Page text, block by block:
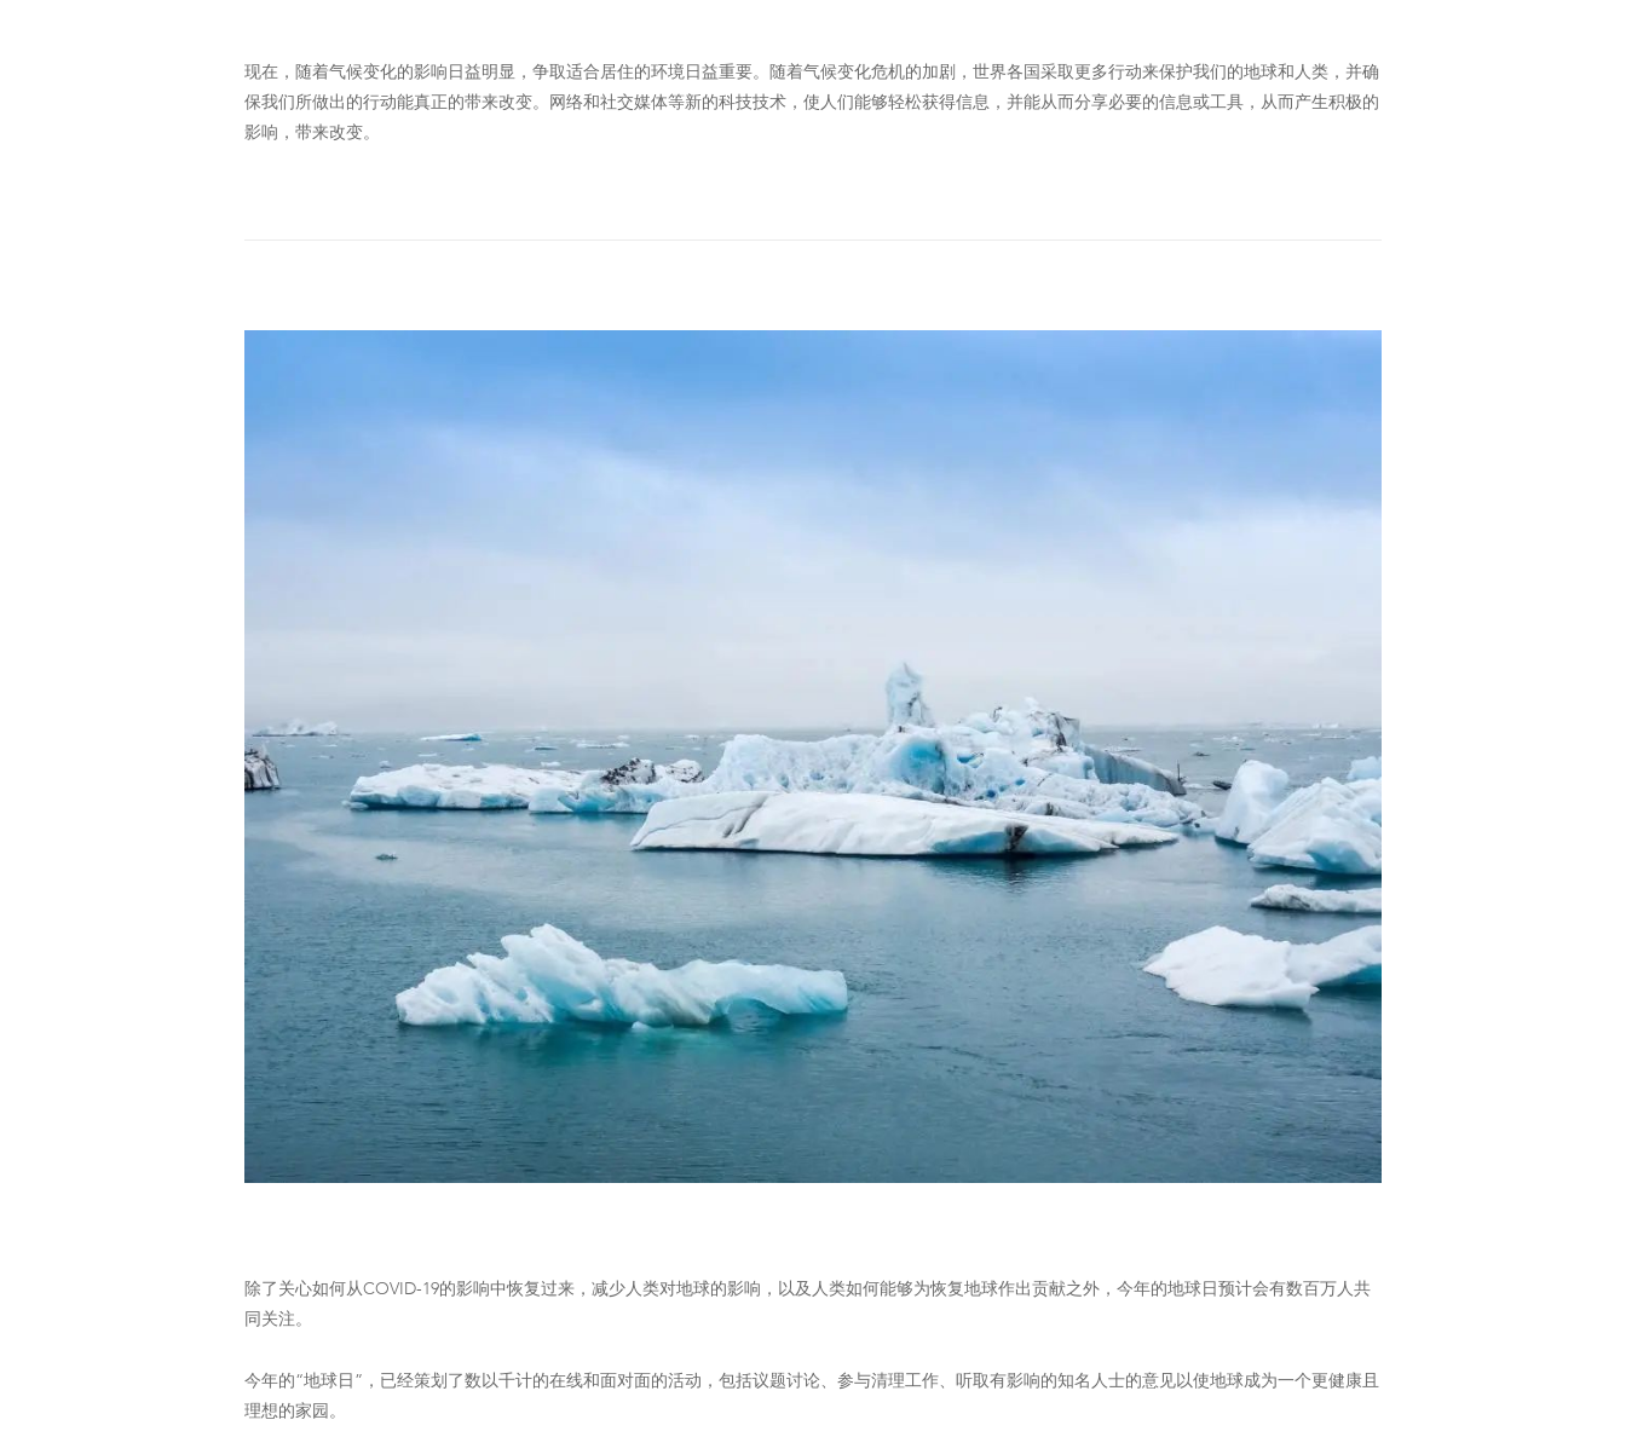
现在，随着气候变化的影响日益明显，争取适合居住的环境日益重要。随着气候变化危机的加剧，世界各国采取更多行动来保护我们的地球和人类，并确
保我们所做出的行动能真正的带来改变。网络和社交媒体等新的科技技术，使人们能够轻松获得信息，并能从而分享必要的信息或工具，从而产生积极的
影响，带来改变。
除了关心如何从COVID-19的影响中恢复过来，减少人类对地球的影响，以及人类如何能够为恢复地球作出贡献之外，今年的地球日预计会有数百万人共
同关注。
今年的“地球日”，已经策划了数以千计的在线和面对面的活动，包括议题讨论、参与清理工作、听取有影响的知名人士的意见以使地球成为一个更健康且
理想的家园。